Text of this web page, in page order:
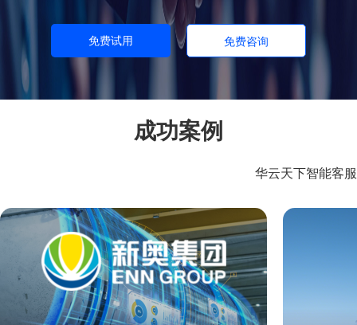
免费试用 免费咨询
成功案例
华云天下智能客